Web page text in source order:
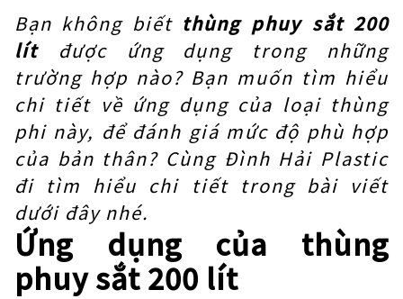
Bạn không biết thùng phuy sắt 200
lít
được ứng dụng trong những
trường hợp nào? Bạn muốn tìm hiểu
chi tiết về ứng dụng của loại thùng
phi này, để đánh giá mức độ phù hợp
của bản thân? Cùng Đình Hải Plastic
đi tìm hiểu chi tiết trong bài viết
dưới đây nhé.
Ứng dụng của thùng
phuy sắt 200 lít